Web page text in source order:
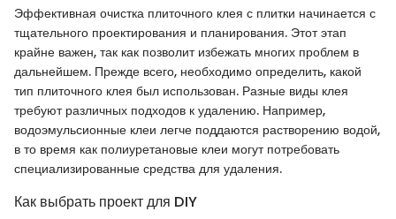
Эффективная очистка плиточного клея с плитки начинается с
тщательного проектирования и планирования. Этот этап
крайне важен, так как позволит избежать многих проблем в
дальнейшем. Прежде всего, необходимо определить, какой
тип плиточного клея был использован. Разные виды клея
требуют различных подходов к удалению. Например,
водоэмульсионные клеи легче поддаются растворению водой,
в то время как полиуретановые клеи могут потребовать
специализированные средства для удаления.
Как выбрать проект для DIY